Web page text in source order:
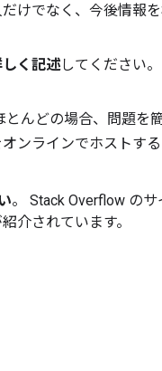
けでなく、今後情報
く記述してください
とんどの場合、問題を
ンラインでホストする
。 Stack Overflow の
介されています。